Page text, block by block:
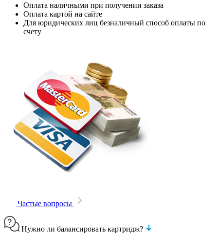
Оплата наличными при получении заказа
Оплата картой на сайте
Для юридических лиц безналичный способ оплаты по
счету
Частые вопросы
Нужно ли балансировать картридж?